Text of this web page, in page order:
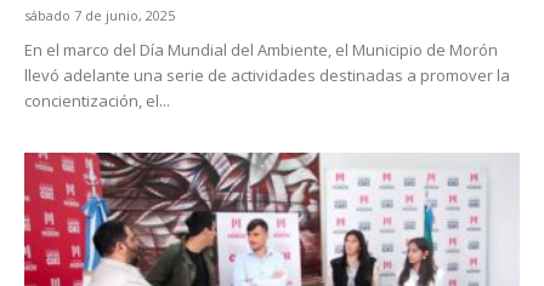
sábado 7 de junio, 2025
En el marco del Día Mundial del Ambiente, el Municipio de Morón
llevó adelante una serie de actividades destinadas a promover la
concientización, el...